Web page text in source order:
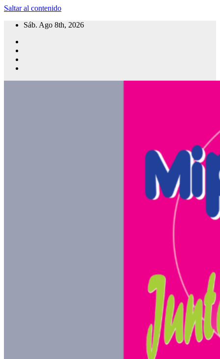
Saltar al contenido
Sáb. Ago 8th, 2026